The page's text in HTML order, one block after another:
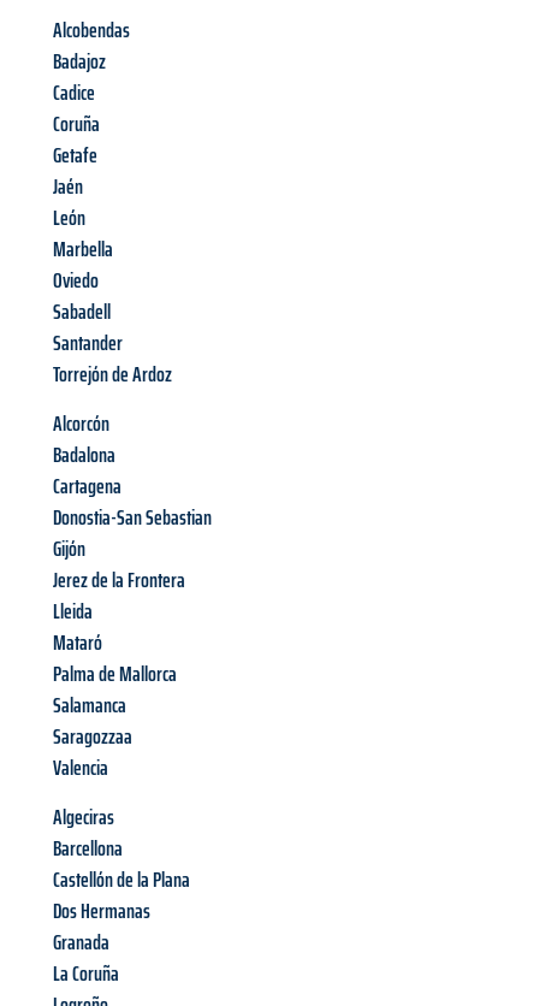
Alcobendas
Badajoz
Cadice
Coruña
Getafe
Jaén
León
Marbella
Oviedo
Sabadell
Santander
Torrejón de Ardoz
Alcorcón
Badalona
Cartagena
Donostia-San Sebastian
Gijón
Jerez de la Frontera
Lleida
Mataró
Palma de Mallorca
Salamanca
Saragozzaa
Valencia
Algeciras
Barcellona
Castellón de la Plana
Dos Hermanas
Granada
La Coruña